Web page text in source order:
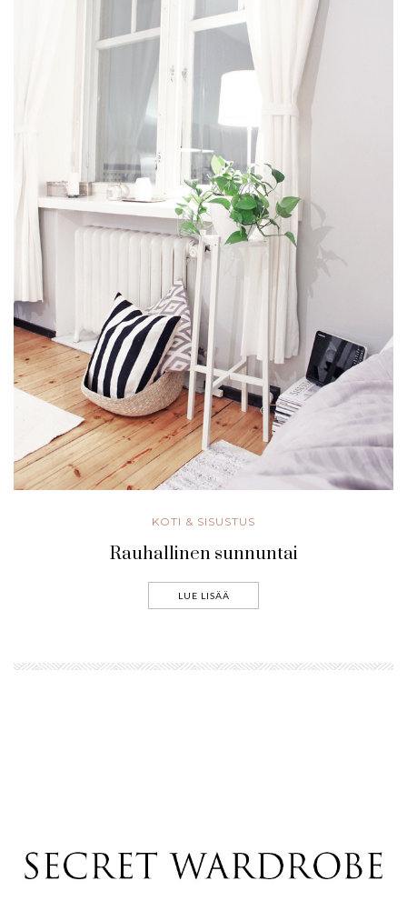
KOTI & SISUSTUS
Rauhallinen sunnuntai
LUE LISÄÄ